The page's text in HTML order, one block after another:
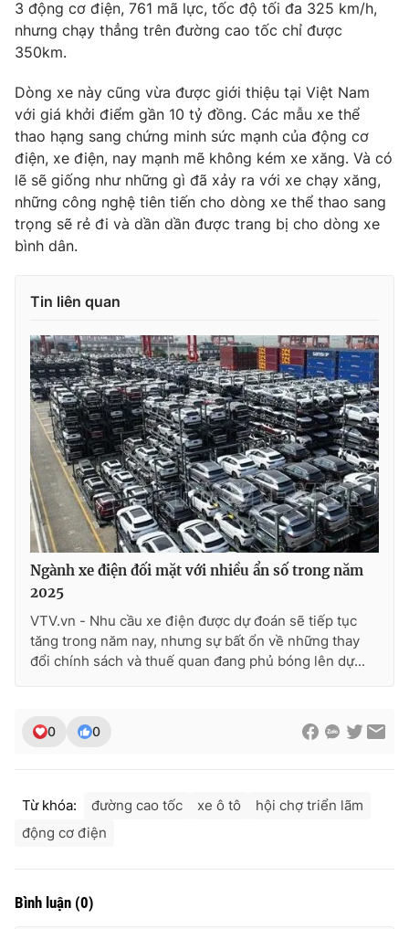
Ðiện thoại Thời báo VTV:024.66 897 897
Email:toasoan@vtv.vn
Liên hệ quảng cáo:
thuận bằng văn bản. Ghi rõ nguồn VTV.vn khi phát hành lại
thông tin từ website này.
3 động cơ điện, 761 mã lực, tốc độ tối đa 325 km/h,
nhưng chạy thẳng trên đường cao tốc chỉ được
350km.
Dòng xe này cũng vừa được giới thiệu tại Việt Nam
với giá khởi điểm gần 10 tỷ đồng. Các mẫu xe thể
thao hạng sang chứng minh sức mạnh của động cơ
điện, xe điện, nay mạnh mẽ không kém xe xăng. Và có
lẽ sẽ giống như những gì đã xảy ra với xe chạy xăng,
những công nghệ tiên tiến cho dòng xe thể thao sang
trọng sẽ rẻ đi và dần dần được trang bị cho dòng xe
bình dân.
Tin liên quan
Ngành xe điện đối mặt với nhiều ẩn số trong năm
2025
VTV.vn - Nhu cầu xe điện được dự đoán sẽ tiếp tục
tăng trong năm nay, nhưng sự bất ổn về những thay
đổi chính sách và thuế quan đang phủ bóng lên dự...
0 0
Từ khóa: đường cao tốc xe ô tô
hội chợ triển lãm
động cơ điện
Bình luận (0)